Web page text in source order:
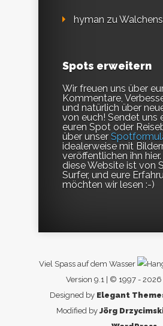
hyman zu
Spots erweitern
Wir freuen uns über
Kommentare,
und natürlich über
von euch! Sendet uns
euren Spot oder
über unser
idealerweise mit
veröffentlichen ihn
diese Website ist von
Surfer, und eure
möchten wir lesen :-)
Viel Spass auf dem Wasser
Version 9.1 | © 1997 -
Designed by Elegant
Modified by Jörg